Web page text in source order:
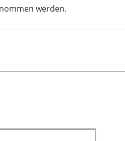
werden.